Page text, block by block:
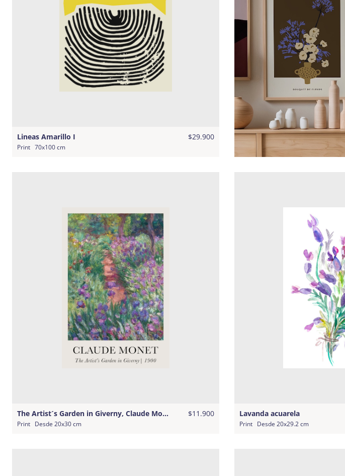
Lineas Amarillo I $29.900
Print 70x100 cm
The Artist´s Garden in Giverny, Claude Monet $11.900
Print Desde 20x30 cm
Lavanda acuarela
Print Desde 20x29.2 cm